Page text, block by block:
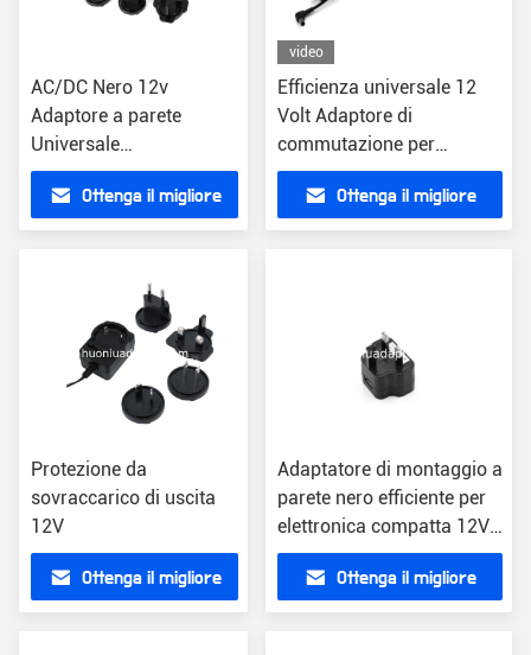
AC/DC Nero 12v
Adaptore a parete
Universale
US/EU/UK/AU
Collegamento Tipo 1,5m
Lunghezza del cavo
Ottenga il migliore
video
Efficienza universale 12
Volt Adaptore di
commutazione per
dispositivi elettronici 12V
uscita CCOttenga il migliore
Protezione da
sovraccarico di uscita
12V
Ottenga il migliore
Adaptatore di montaggio a
parete nero efficiente per
elettronica compatta 12V
tensione di uscita
Ottenga il migliore